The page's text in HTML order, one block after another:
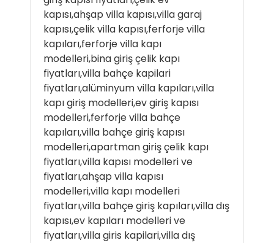
kapısı,ahşap villa kapısı,villa garaj
kapısı,çelik villa kapısı,ferforje villa
kapıları,ferforje villa kapı
modelleri,bina giriş çelik kapı
fiyatları,villa bahçe kapilari
fiyatları,alüminyum villa kapıları,villa
kapı giriş modelleri,ev giriş kapısı
modelleri,ferforje villa bahçe
kapıları,villa bahçe giriş kapısı
modelleri,apartman giriş çelik kapı
fiyatları,villa kapısı modelleri ve
fiyatları,ahşap villa kapısı
modelleri,villa kapı modelleri
fiyatları,villa bahçe giriş kapıları,villa dış
kapısı,ev kapıları modelleri ve
fiyatları,villa giris kapilari,villa dış